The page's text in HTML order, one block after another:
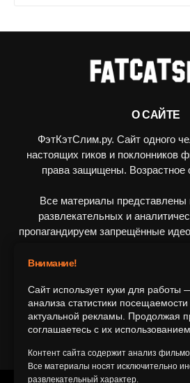
О САЙТЕ
ФэтКэтСлим.ру. Сайт одного
настоящих гиков и поклонников
права защищены. Возрастное
Все материалы представлены
развлекательных и
пропагандируем запрещённые
ПОДПИШИТЕСЬ
Внимание!
Сайт использует куки для
анализа статистики
актуальной рекламы. Продолжая
соглашаетесь с их использованием.
Контент сайта содержит анализ
Все материалы носят исключительно
развлекательный характер.